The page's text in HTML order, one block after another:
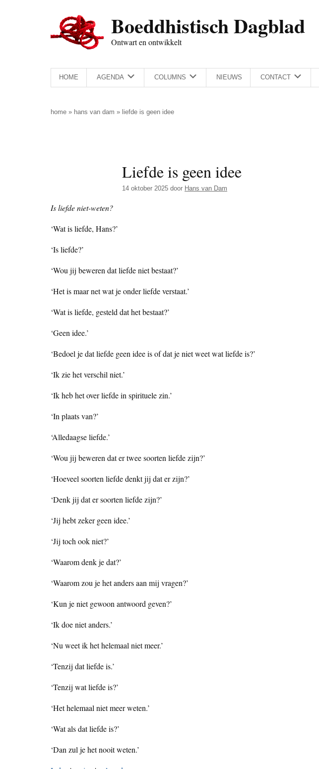
Boeddhistisch Dagblad
Ontwart en ontwikkelt
HOME AGENDA COLUMNS NIEUWS CONTACT
home » hans van dam » liefde is geen idee
Liefde is geen idee
14 oktober 2025 door Hans van Dam
Is liefde niet-weten?
‘Wat is liefde, Hans?’
‘Is liefde?’
‘Wou jij beweren dat liefde niet bestaat?’
‘Het is maar net wat je onder liefde verstaat.’
‘Wat is liefde, gesteld dat het bestaat?’
‘Geen idee.’
‘Bedoel je dat liefde geen idee is of dat je niet weet wat liefde is?’
‘Ik zie het verschil niet.’
‘Ik heb het over liefde in spirituele zin.’
‘In plaats van?’
‘Alledaagse liefde.’
‘Wou jij beweren dat er twee soorten liefde zijn?’
‘Hoeveel soorten liefde denkt jij dat er zijn?’
‘Denk jij dat er soorten liefde zijn?’
‘Jij hebt zeker geen idee.’
‘Jij toch ook niet?’
‘Waarom denk je dat?’
‘Waarom zou je het anders aan mij vragen?’
‘Kun je niet gewoon antwoord geven?’
‘Ik doe niet anders.’
‘Nu weet ik het helemaal niet meer.’
‘Tenzij dat liefde is.’
‘Tenzij wat liefde is?’
‘Het helemaal niet meer weten.’
‘Wat als dat liefde is?’
‘Dan zul je het nooit weten.’